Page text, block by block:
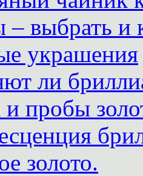
– выбрать и
украшения
ли
пробы
золото.